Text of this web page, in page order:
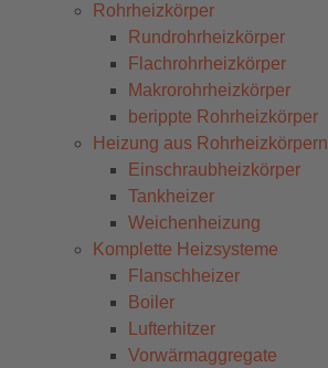
Rohrheizkörper
Rundrohrheizkörper
Flachrohrheizkörper
Makrorohrheizkörper
berippte Rohrheizkörper
Heizung aus Rohrheizkörpern
Einschraubheizkörper
Tankheizer
Weichenheizung
Komplette Heizsysteme
Flanschheizer
Boiler
Lufterhitzer
Vorwärmaggregate